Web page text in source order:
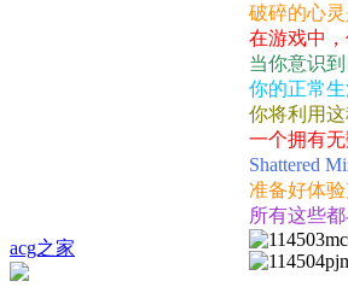
acg之家
破碎的心
在游戏中，
当你意识
你的正常生
你将利用
一个拥有
Shattered
准备好体
所有这些